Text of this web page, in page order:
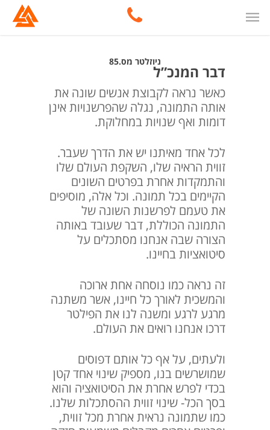
ניוזלטר מס.85
דבר המנכ”ל
כאשר נראה לקבוצת אנשים שונה את
אותה התמונה, נגלה שהפרשנויות אינן
דומות ואף שנויות במחלוקת.
לכל אחד מאיתנו יש את הדרך שעבר.
זווית הראיה שלו, השקפת העולם שלו
והתמקדות אחרת בפרטים השונים
הקיימים בכל תמונה. וכל אלה, מוסיפים
את טעמם לפרשנות השונה של
התמונה הכוללת, דבר שעובד באותה
הצורה שבה אנחנו מסתכלים על
סיטואציות בחיינו.
זה נראה כמו נוסחה אחת ארוכה
והמשכית לאורך כל חיינו, אשר משתנה
מרגע לרגע ומשנה לנו את הפילטר
דרכו אנחנו רואים את העולם.
ולעתים, על אף כל אותם דפוסים
שמושרשים בנו, מספיק שינוי אחד קטן
בכדי לפרש אחרת את הסיטואציה והוא
בסך הכל- שינוי זווית ההסתכלות שלנו.
כמו שתמונה נראית אחרת מכל זווית,